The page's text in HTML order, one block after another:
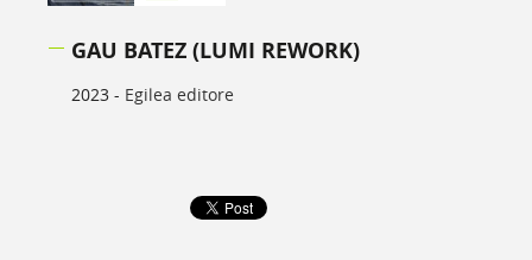
GAU BATEZ (LUMI REWORK)
2023 - Egilea editore